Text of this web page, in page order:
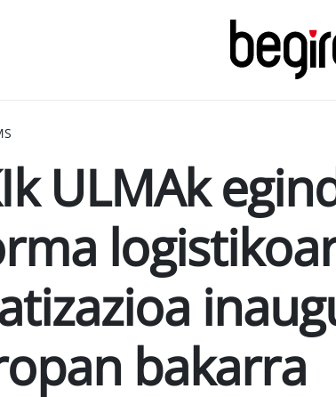
ULMAk
bakarra